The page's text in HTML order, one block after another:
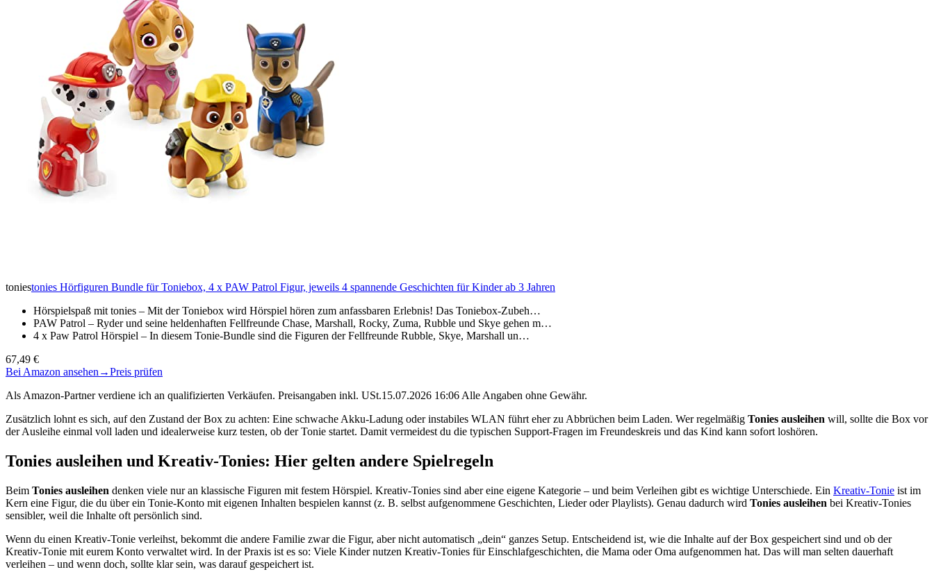
toniestonies Hörfiguren Bundle für Toniebox, 4 x PAW Patrol Figur, jeweils 4 spannende Geschichten für Kinder ab 3 Jahren
Hörspielspaß mit tonies – Mit der Toniebox wird Hörspiel hören zum anfassbaren Erlebnis! Das Toniebox-Zubeh…
PAW Patrol – Ryder und seine heldenhaften Fellfreunde Chase, Marshall, Rocky, Zuma, Rubble und Skye gehen m…
4 x Paw Patrol Hörspiel – In diesem Tonie-Bundle sind die Figuren der Fellfreunde Rubble, Skye, Marshall un…
67,49 €
Bei Amazon ansehen →Preis prüfen
Als Amazon-Partner verdiene ich an qualifizierten Verkäufen. Preisangaben inkl. USt.15.07.2026 16:06 Alle Angaben ohne Gewähr.
Zusätzlich lohnt es sich, auf den Zustand der Box zu achten: Eine schwache Akku-Ladung oder instabiles WLAN führt eher zu Abbrüchen beim Laden. Wer regelmäßig Tonies ausleihen will, sollte die Box vor
der Ausleihe einmal voll laden und idealerweise kurz testen, ob der Tonie startet. Damit vermeidest du die typischen Support-Fragen im Freundeskreis und das Kind kann sofort loshören.
Tonies ausleihen und Kreativ-Tonies: Hier gelten andere Spielregeln
Beim Tonies ausleihen denken viele nur an klassische Figuren mit festem Hörspiel. Kreativ-Tonies sind aber eine eigene Kategorie – und beim Verleihen gibt es wichtige Unterschiede. Ein Kreativ-Tonie ist im
Kern eine Figur, die du über ein Tonie-Konto mit eigenen Inhalten bespielen kannst (z. B. selbst aufgenommene Geschichten, Lieder oder Playlists). Genau dadurch wird Tonies ausleihen bei Kreativ-Tonies
sensibler, weil die Inhalte oft persönlich sind.
Wenn du einen Kreativ-Tonie verleihst, bekommt die andere Familie zwar die Figur, aber nicht automatisch „dein“ ganzes Setup. Entscheidend ist, wie die Inhalte auf der Box gespeichert sind und ob der
Kreativ-Tonie mit eurem Konto verwaltet wird. In der Praxis ist es so: Viele Kinder nutzen Kreativ-Tonies für Einschlafgeschichten, die Mama oder Oma aufgenommen hat. Das will man selten dauerhaft
verleihen – und wenn doch, sollte klar sein, was darauf gespeichert ist.